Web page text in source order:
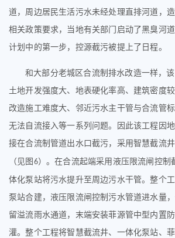
道，周边居民生活污水未经处理直排河道，
相关政策要求，当地有关部门启动了黑臭河
计划中的第一步，控源截污被提上了日程。
和大部分老城区合流制排水改造一样，
土地开发强度大、地表硬化率高、建筑密度
改造施工难度大、邻近污水主干管与合流管
无法自流接入等一系列问题。因此该工程因
接在合流制管道出水口截污，采用智慧截流井
（见图 6）。在合流起端采用 液压限流闸 控制
体化泵站将污水提升至周边污水干管。整个
泵站合建， 液压限流闸 控制污水管道进水量
留溢流雨水通道，末端安装菲源管中型内置
灌。整个工程将智慧截流井、一体化泵站、